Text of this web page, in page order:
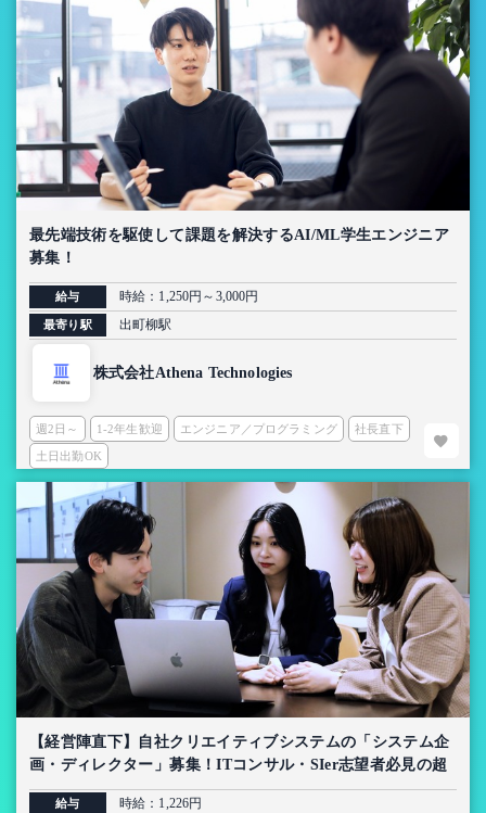
最先端技術を駆使して課題を解決するAI/ML学生エンジニア
募集！
給与 時給：1,250円～3,000円
最寄り駅 出町柳駅
株式会社Athena Technologies
週2日～ 1-2年生歓迎 エンジニア／プログラミング 社長直下
土日出勤OK
【経営陣直下】自社クリエイティブシステムの「システム企
画・ディレクター」募集！ITコンサル・SIer志望者必見の超
上流インターン【AI導入プロジェクト】
給与 時給：1,226円